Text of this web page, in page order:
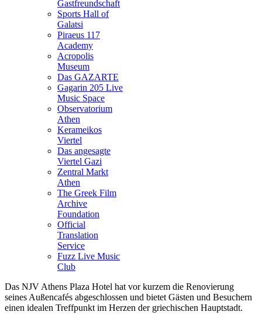
Gastfreundschaft
Sports Hall of
Galatsi
Piraeus 117
Academy
Acropolis
Museum
Das GAZARTE
Gagarin 205 Live
Music Space
Observatorium
Athen
Kerameikos
Viertel
Das angesagte
Viertel Gazi
Zentral Markt
Athen
The Greek Film
Archive
Foundation
Official
Translation
Service
Fuzz Live Music
Club
Das NJV Athens Plaza Hotel hat vor kurzem die Renovierung
seines Außencafés abgeschlossen und bietet Gästen und Besuchern
einen idealen Treffpunkt im Herzen der griechischen Hauptstadt.